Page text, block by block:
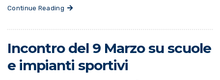
Continue Reading
Incontro del 9 Marzo su scuole
e impianti sportivi